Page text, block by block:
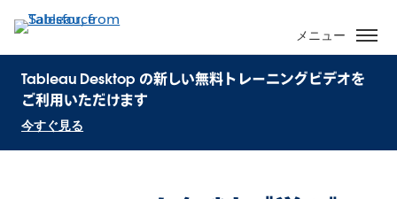
メニュー
Tableau Desktop の新しい無料トレーニングビデオを
ご利用いただけます
今すぐ見る